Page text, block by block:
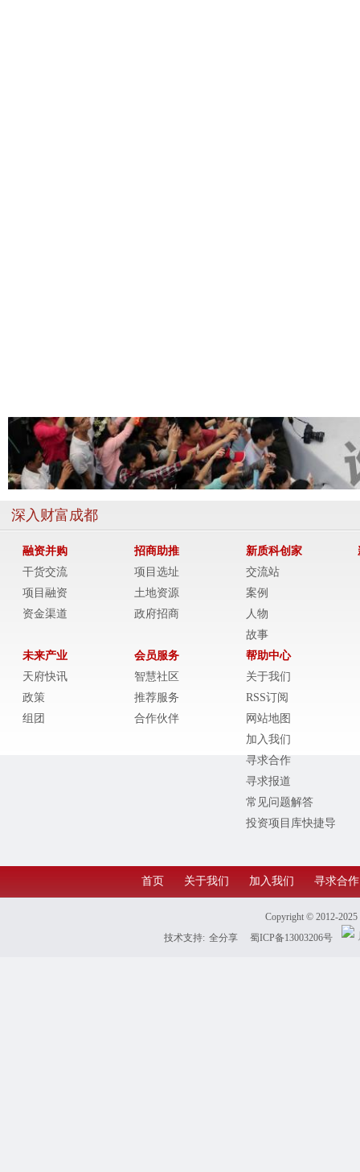
深入财富成都
融资并购
干货交流
项目融资
资金渠道
招商助推
项目选址
土地资源
政府招商
新质科创家
交流站
案例
人物
故事
未来产业
天府快讯
政策
组团
会员服务
智慧社区
推荐服务
合作伙伴
帮助中心
关于我们
RSS订阅
网站地图
加入我们
寻求合作
寻求报道
常见问题解答
投资项目库快捷导
首页 关于我们 加入我们 寻求合作
Copyright © 2012-2025
技术支持: 全分享 蜀ICP备13003206号